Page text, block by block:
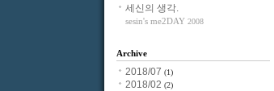
세신의 생각.
sesin's me2DAY 2008
Archive
2018/07 (1)
2018/02 (2)